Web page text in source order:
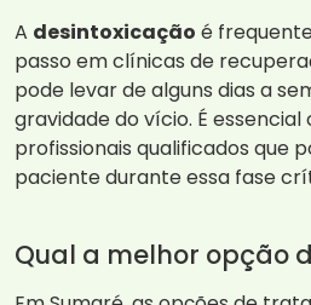
A desintoxicação é
passo em clínicas de
pode levar de alguns dias a
gravidade do vício. É
profissionais qualificados que
paciente durante essa fase
Qual a melhor opção